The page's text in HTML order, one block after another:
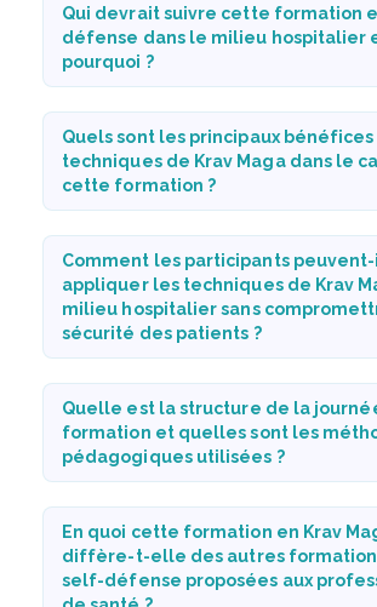
Qui devrait suivre cette formation
défense dans le milieu hospitalier
pourquoi ?
Quels sont les principaux bénéfices
techniques de Krav Maga dans le
cette formation ?
Comment les participants
appliquer les techniques de Krav
milieu hospitalier sans
sécurité des patients ?
Quelle est la structure de la
formation et quelles sont les
pédagogiques utilisées ?
En quoi cette formation en Krav
diffère-t-elle des autres
self-défense proposées aux